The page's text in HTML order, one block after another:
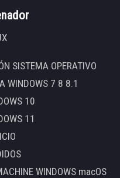
SISTEMA OPERATIVO
WINDOWS 7 8 8.1
10
11
WINDOWS macOS